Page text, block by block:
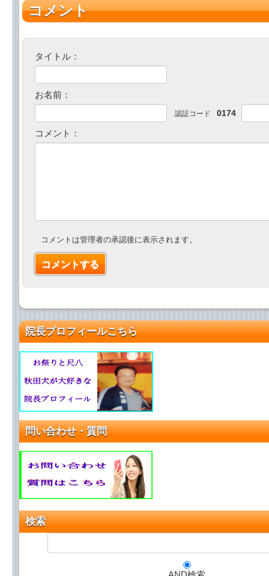
コメント
タイトル：
お名前：
認証コード 0174
コメント：
コメントは管理者の承認後に表示されます。
院長プロフィールこちら
問い合わせ・質問
検索